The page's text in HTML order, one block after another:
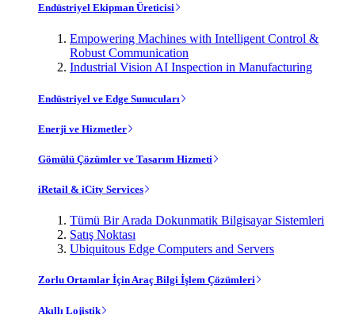
Endüstriyel Ekipman Üreticisi
Empowering Machines with Intelligent Control &
Robust Communication
Industrial Vision AI Inspection in Manufacturing
Endüstriyel ve Edge Sunucuları
Enerji ve Hizmetler
Gömülü Çözümler ve Tasarım Hizmeti
iRetail & iCity Services
Tümü Bir Arada Dokunmatik Bilgisayar Sistemleri
Satış Noktası
Ubiquitous Edge Computers and Servers
Zorlu Ortamlar İçin Araç Bilgi İşlem Çözümleri
Akıllı Lojistik